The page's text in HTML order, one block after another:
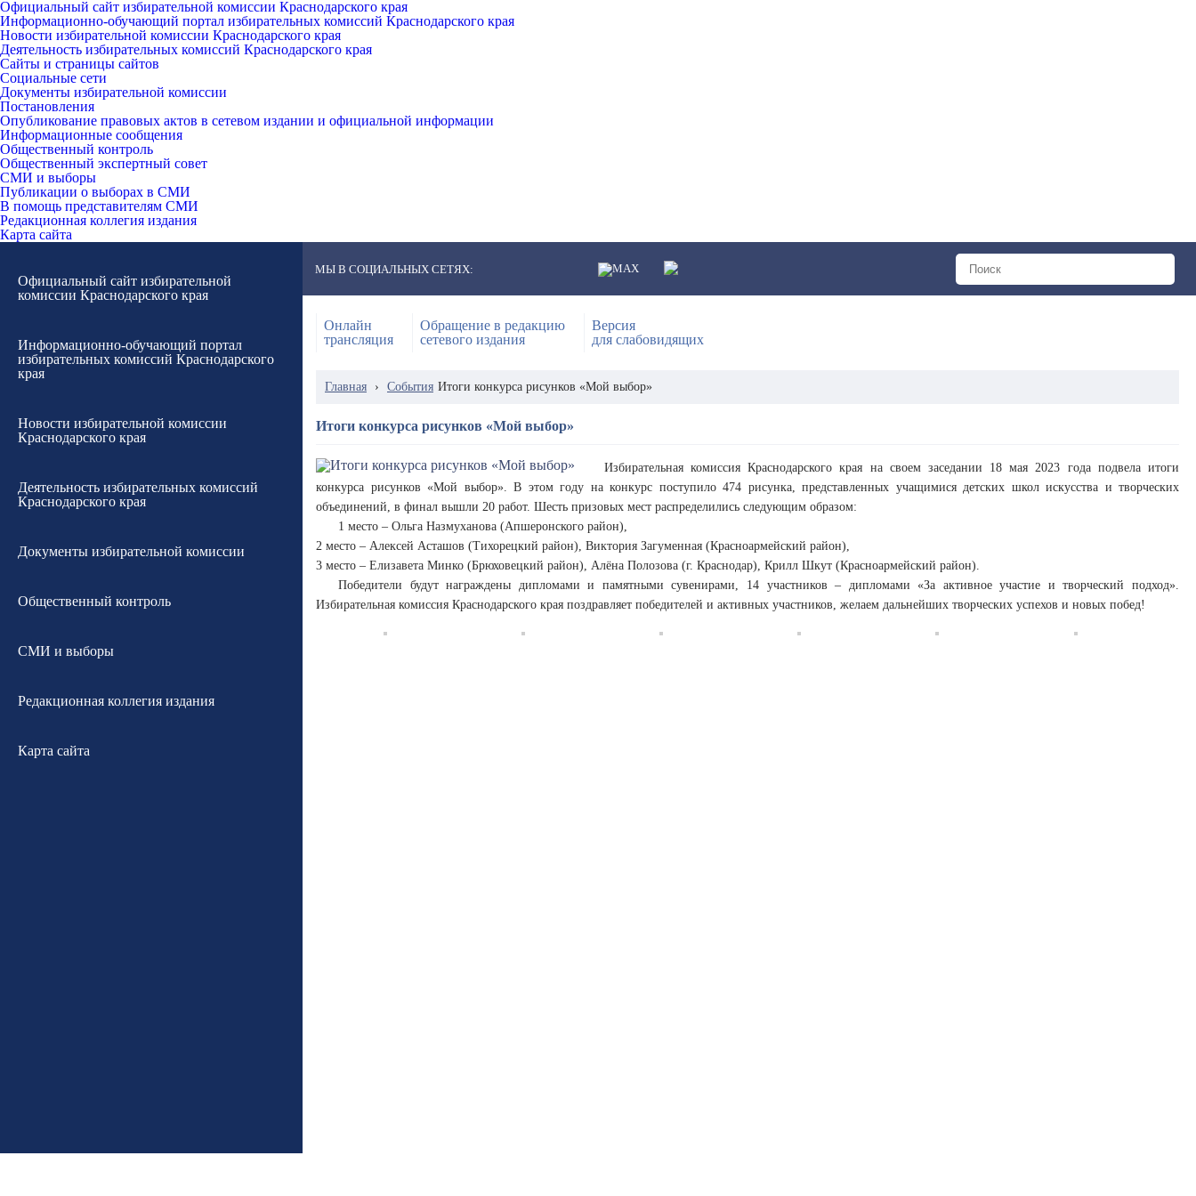
Официальный сайт избирательной комиссии Краснодарского края
Информационно-обучающий портал избирательных комиссий Краснодарского края
Новости избирательной комиссии Краснодарского края
Деятельность избирательных комиссий Краснодарского края
Сайты и страницы сайтов
Социальные сети
Документы избирательной комиссии
Постановления
Опубликование правовых актов в сетевом издании и официальной информации
Информационные сообщения
Общественный контроль
Общественный экспертный совет
СМИ и выборы
Публикации о выборах в СМИ
В помощь представителям СМИ
Редакционная коллегия издания
Карта сайта
Официальный сайт избирательной
комиссии Краснодарского края
Информационно-обучающий портал
избирательных комиссий Краснодарского
края
Новости избирательной комиссии
Краснодарского края
Деятельность избирательных комиссий
Краснодарского края
Документы избирательной комиссии
Общественный контроль
СМИ и выборы
Редакционная коллегия издания
Карта сайта
МЫ В СОЦИАЛЬНЫХ СЕТЯХ:
Онлайн
трансляция
Обращение в редакцию
сетевого издания
Версия
для слабовидящих
Главная › События Итоги конкурса рисунков «Мой выбор»
Итоги конкурса рисунков «Мой выбор»
Избирательная комиссия Краснодарского края на своем заседании 18 мая 2023 года подвела итоги
конкурса рисунков «Мой выбор». В этом году на конкурс поступило 474 рисунка, представленных учащимися детских школ искусства и творческих
объединений, в финал вышли 20 работ. Шесть призовых мест распределились следующим образом:
1 место – Ольга Назмуханова (Апшеронского район),
2 место – Алексей Асташов (Тихорецкий район), Виктория Загуменная (Красноармейский район),
3 место – Елизавета Минко (Брюховецкий район), Алёна Полозова (г. Краснодар), Крилл Шкут (Красноармейский район).
Победители будут награждены дипломами и памятными сувенирами, 14 участников – дипломами «За активное участие и творческий подход».
Избирательная комиссия Краснодарского края поздравляет победителей и активных участников, желаем дальнейших творческих успехов и новых побед!